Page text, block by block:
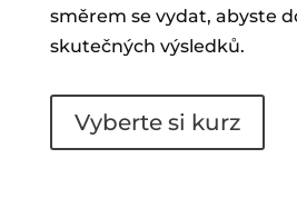
směrem se vydat, abyste
skutečných výsledků.
Vyberte si kurz